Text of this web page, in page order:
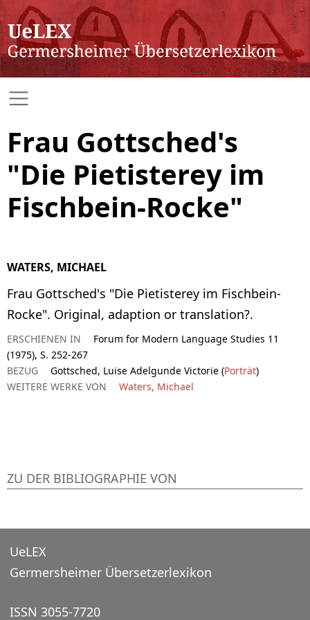
Frau Gottsched's
"Die Pietisterey im
Fischbein-Rocke"
WATERS, MICHAEL
Frau Gottsched's "Die Pietisterey im Fischbein-
Rocke". Original, adaption or translation?.
ERSCHIENEN IN
Forum for Modern Language Studies 11
(1975), S. 252-267
BEZUG
Gottsched, Luise Adelgunde Victorie (Porträt)
WEITERE WERKE VON
Waters, Michael
ZU DER BIBLIOGRAPHIE VON
UeLEX
Germersheimer Übersetzerlexikon
ISSN 3055-7720